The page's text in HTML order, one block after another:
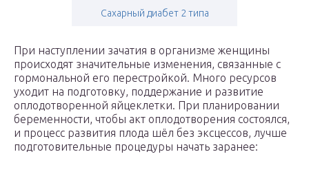
Сахарный диабет 2 типа
При наступлении зачатия в организме женщины
происходят значительные изменения, связанные с
гормональной его перестройкой. Много ресурсов
уходит на подготовку, поддержание и развитие
оплодотворенной яйцеклетки. При планировании
беременности, чтобы акт оплодотворения состоялся,
и процесс развития плода шёл без эксцессов, лучше
подготовительные процедуры начать заранее: